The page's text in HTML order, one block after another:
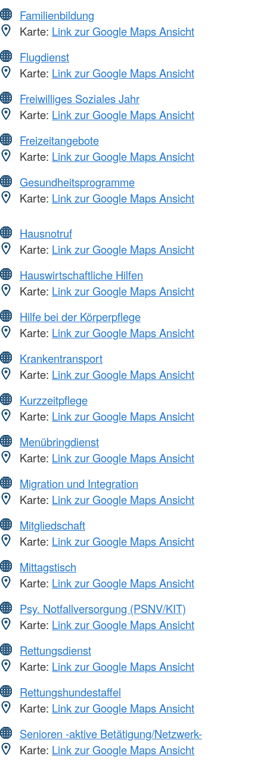
Familienbildung
Karte: Link zur Google Maps Ansicht
Flugdienst
Karte: Link zur Google Maps Ansicht
Freiwilliges Soziales Jahr
Karte: Link zur Google Maps Ansicht
Freizeitangebote
Karte: Link zur Google Maps Ansicht
Gesundheitsprogramme
Karte: Link zur Google Maps Ansicht
Hausnotruf
Karte: Link zur Google Maps Ansicht
Hauswirtschaftliche Hilfen
Karte: Link zur Google Maps Ansicht
Hilfe bei der Körperpflege
Karte: Link zur Google Maps Ansicht
Krankentransport
Karte: Link zur Google Maps Ansicht
Kurzzeitpflege
Karte: Link zur Google Maps Ansicht
Menübringdienst
Karte: Link zur Google Maps Ansicht
Migration und Integration
Karte: Link zur Google Maps Ansicht
Mitgliedschaft
Karte: Link zur Google Maps Ansicht
Mittagstisch
Karte: Link zur Google Maps Ansicht
Psy. Notfallversorgung (PSNV/KIT)
Karte: Link zur Google Maps Ansicht
Rettungsdienst
Karte: Link zur Google Maps Ansicht
Rettungshundestaffel
Karte: Link zur Google Maps Ansicht
Senioren -aktive Betätigung/Netzwerk-
Karte: Link zur Google Maps Ansicht